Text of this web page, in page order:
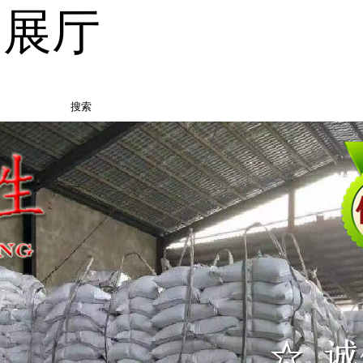
厅
搜索